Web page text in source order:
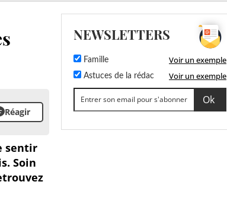
Réagir
sentir
Soin
NEWSLETTERS
Famille Voir un exemple
Astuces de la rédac Voir un exemple